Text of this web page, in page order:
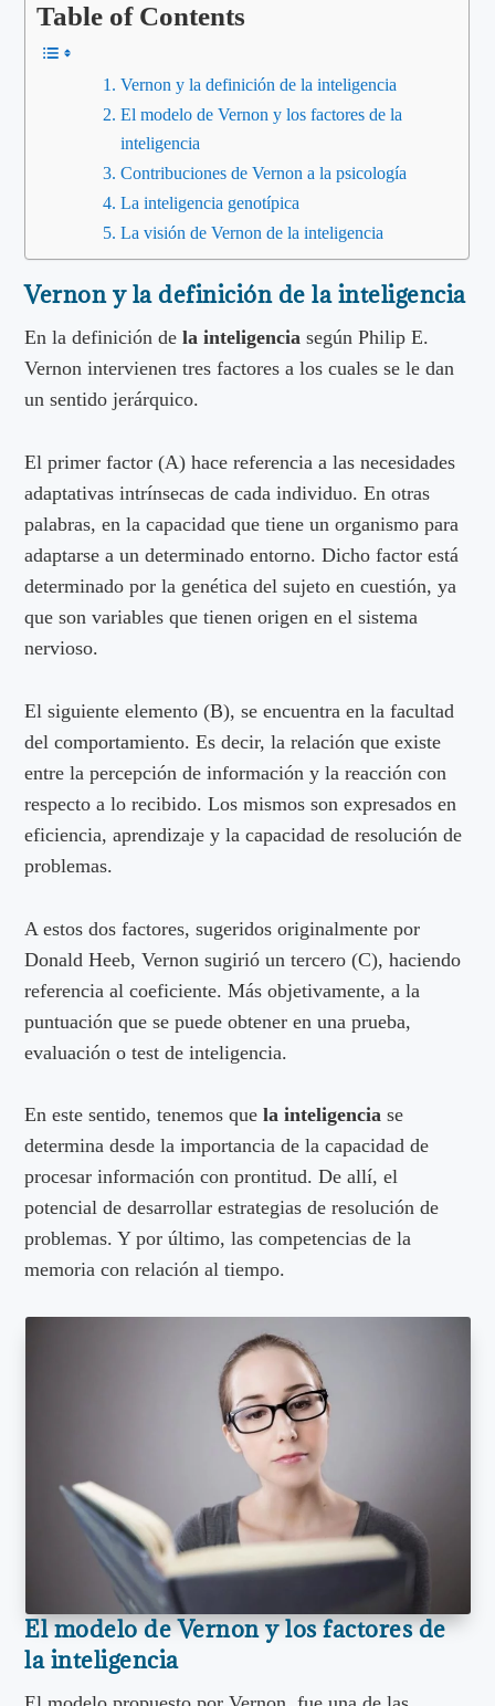
Table of Contents
Vernon y la definición de la inteligencia
El modelo de Vernon y los factores de la
inteligencia
Contribuciones de Vernon a la psicología
La inteligencia genotípica
La visión de Vernon de la inteligencia
Vernon y la definición de la inteligencia
En la definición dela inteligencia según Philip E.
Vernon intervienen tres factores a los cuales se le dan
un sentido jerárquico.
El primer factor (A) hace referencia a las necesidades
adaptativas intrínsecas de cada individuo. En otras
palabras, en la capacidad que tiene un organismo para
adaptarse a un determinado entorno. Dicho factor está
determinado por la genética del sujeto en cuestión, ya
que son variables que tienen origen en el sistema
nervioso.
El siguiente elemento (B), se encuentra en la facultad
del comportamiento. Es decir, la relación que existe
entre la percepción de información y la reacción con
respecto a lo recibido. Los mismos son expresados en
eficiencia, aprendizaje y la capacidad de resolución de
problemas.
A estos dos factores, sugeridos originalmente por
Donald Heeb, Vernon sugirió un tercero (C), haciendo
referencia al coeficiente. Más objetivamente, a la
puntuación que se puede obtener en una prueba,
evaluación o test de inteligencia.
En este sentido, tenemos quela inteligencia se
determina desde la importancia de la capacidad de
procesar información con prontitud. De allí, el
potencial de desarrollar estrategias de resolución de
problemas. Y por último, las competencias de la
memoria con relación al tiempo.
El modelo de Vernon y los factores de
la inteligencia